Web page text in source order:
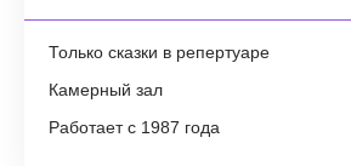
Только сказки в репертуаре
Камерный зал
Работает с 1987 года